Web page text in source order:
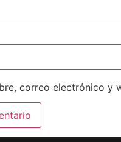
correo electrónico y